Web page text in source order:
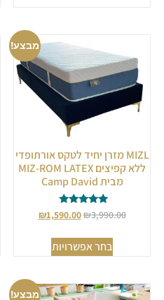
מבצע!
MIZL מזרן יחיד לטקס אורתופדי
ללא קפיצים MIZ-ROM LATEX
מבית Camp David
דורג
5.00
₪3,990.00
₪1,590.00
בחר אפשרויות
מבצע!